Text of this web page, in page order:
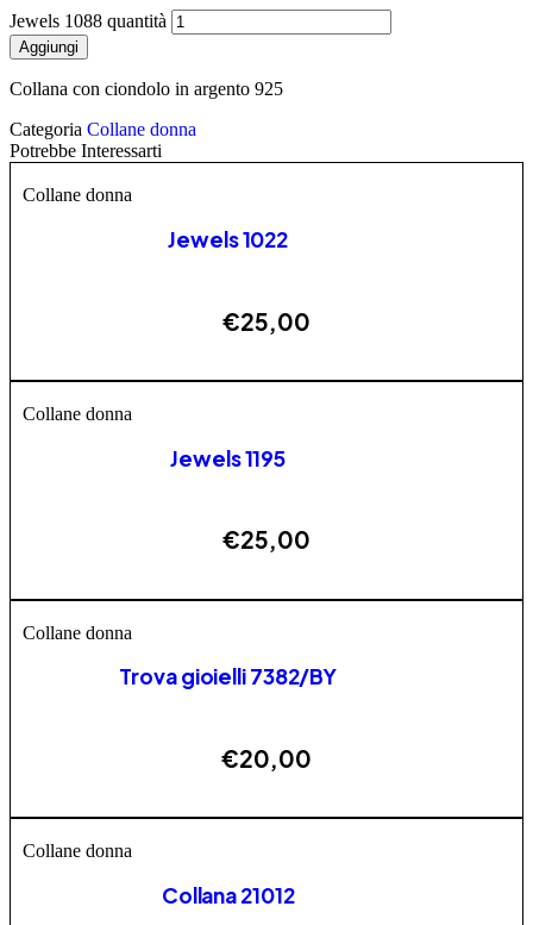
Jewels 1088 quantità
Aggiungi
Collana con ciondolo in argento 925
Categoria Collane donna
Potrebbe Interessarti
Collane donna
Jewels 1022
€25,00
Collane donna
Jewels 1195
€25,00
Collane donna
Trova gioielli 7382/BY
€20,00
Collane donna
Collana 21012